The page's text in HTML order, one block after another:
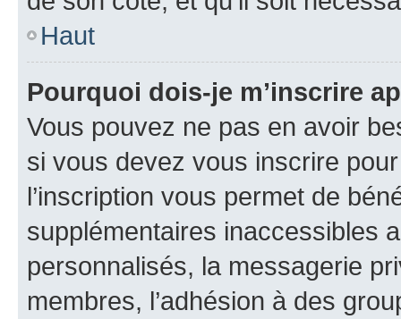
Haut
Pourquoi dois-je m’inscrire
Vous pouvez ne pas en avoir
si vous devez vous inscrire
l’inscription vous permet de
supplémentaires inaccessibles
personnalisés, la messagerie
membres, l’adhésion à des